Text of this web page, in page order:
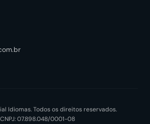
Idiomas. Todos os direitos reservados.
CNPJ: 07.898.048/0001-08